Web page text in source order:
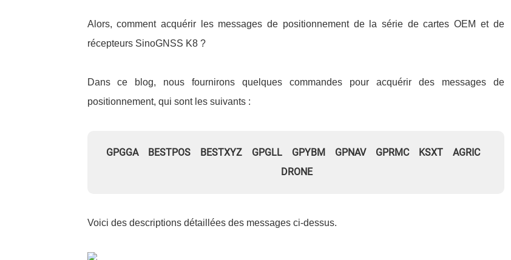
Alors, comment acquérir les messages de positionnement de la série de cartes OEM et de
récepteurs SinoGNSS K8 ?
Dans ce blog, nous fournirons quelques commandes pour acquérir des messages de
positionnement, qui sont les suivants :
GPGGA BESTPOS BESTXYZ GPGLL GPYBM GPNAV GPRMC KSXT AGRIC
DRONE
Voici des descriptions détaillées des messages ci-dessus.